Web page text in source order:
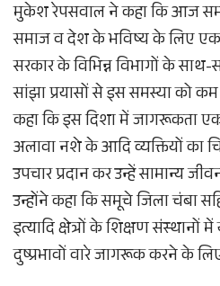
मुकेश रेपसवाल ने कहा कि आज
समाज व देश के भविष्य के लिए एक
सरकार के विभिन्न विभागों के
सांझा प्रयासों से इस समस्या को
कहा कि इस दिशा में जागरूकता
अलावा नशे के आदि व्यक्तियों का
उपचार प्रदान कर उन्हें सामान्य
उन्होंने कहा कि समूचे जिला चंबा
इत्यादि क्षेत्रों के शिक्षण संस्थानों
दुष्प्रभावों वारे जागरूक करने के